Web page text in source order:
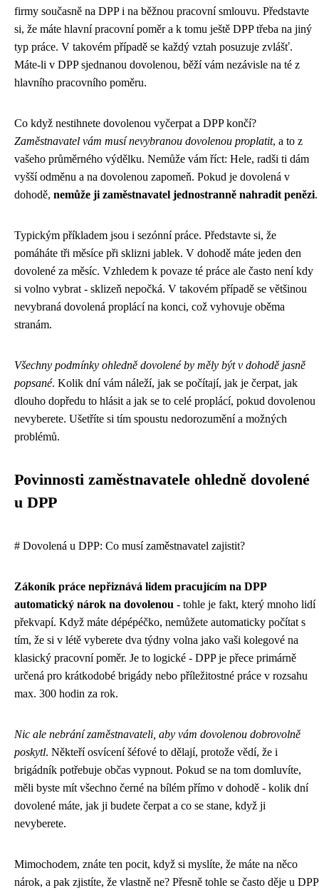
firmy současně na DPP i na běžnou pracovní smlouvu. Představte
si, že máte hlavní pracovní poměr a k tomu ještě DPP třeba na jiný
typ práce. V takovém případě se každý vztah posuzuje zvlášť.
Máte-li v DPP sjednanou dovolenou, běží vám nezávisle na té z
hlavního pracovního poměru.
Co když nestihnete dovolenou vyčerpat a DPP končí?
Zaměstnavatel vám musí nevybranou dovolenou proplatit, a to z
vašeho průměrného výdělku. Nemůže vám říct: Hele, radši ti dám
vyšší odměnu a na dovolenou zapomeň. Pokud je dovolená v
dohodě, nemůže ji zaměstnavatel jednostranně nahradit penězi.
Typickým příkladem jsou i sezónní práce. Představte si, že
pomáháte tři měsíce při sklizni jablek. V dohodě máte jeden den
dovolené za měsíc. Vzhledem k povaze té práce ale často není kdy
si volno vybrat - sklizeň nepočká. V takovém případě se většinou
nevybraná dovolená proplácí na konci, což vyhovuje oběma
stranám.
Všechny podmínky ohledně dovolené by měly být v dohodě jasně
popsané. Kolik dní vám náleží, jak se počítají, jak je čerpat, jak
dlouho dopředu to hlásit a jak se to celé proplácí, pokud dovolenou
nevyberete. Ušetříte si tím spoustu nedorozumění a možných
problémů.
Povinnosti zaměstnavatele ohledně dovolené
u DPP
# Dovolená u DPP: Co musí zaměstnavatel zajistit?
Zákoník práce nepřiznává lidem pracujícím na DPP
automatický nárok na dovolenou - tohle je fakt, který mnoho lidí
překvapí. Když máte dépépéčko, nemůžete automaticky počítat s
tím, že si v létě vyberete dva týdny volna jako vaši kolegové na
klasický pracovní poměr. Je to logické - DPP je přece primárně
určená pro krátkodobé brigády nebo příležitostné práce v rozsahu
max. 300 hodin za rok.
Nic ale nebrání zaměstnavateli, aby vám dovolenou dobrovolně
poskytl. Někteří osvícení šéfové to dělají, protože vědí, že i
brigádník potřebuje občas vypnout. Pokud se na tom domluvíte,
měli byste mít všechno černé na bílém přímo v dohodě - kolik dní
dovolené máte, jak ji budete čerpat a co se stane, když ji
nevyberete.
Mimochodem, znáte ten pocit, když si myslíte, že máte na něco
nárok, a pak zjistíte, že vlastně ne? Přesně tohle se často děje u DPP